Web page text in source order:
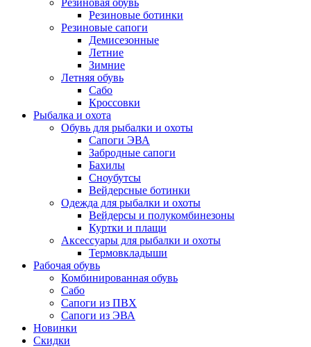
Резиновая обувь
Резиновые ботинки
Резиновые сапоги
Демисезонные
Летние
Зимние
Летняя обувь
Сабо
Кроссовки
Рыбалка и охота
Обувь для рыбалки и охоты
Сапоги ЭВА
Забродные сапоги
Бахилы
Сноубутсы
Вейдерсные ботинки
Одежда для рыбалки и охоты
Вейдерсы и полукомбинезоны
Куртки и плащи
Аксессуары для рыбалки и охоты
Термовкладыши
Рабочая обувь
Комбинированная обувь
Сабо
Сапоги из ПВХ
Сапоги из ЭВА
Новинки
Скидки